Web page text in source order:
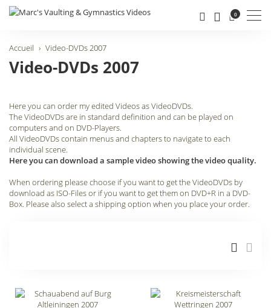
0
Accueil Video-DVDs 2007
Video-DVDs 2007
Here you can order my edited Videos as VideoDVDs.
The VideoDVDs are in standard definition and can be played on
computers and on DVD-Players.
All VideoDVDs contain menus and chapters to navigate to each
individual scene.
Here you can download a sample video showing the video quality.
When ordering please choose if you want to get the VideoDVDs by
download as ISO-Files or if you want to get them on DVD+R in a DVD-
Box. Please also select a shipping option when you place your order.